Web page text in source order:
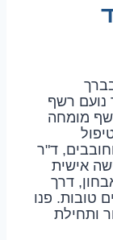
נועם רשף
מומחה
ד"ר
אישית
דרך
טובות. פנו
ותחילת